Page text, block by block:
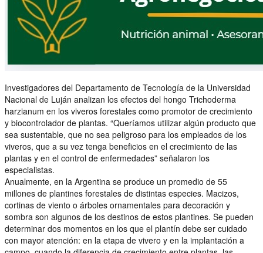
Investigadores del Departamento de Tecnología de la Universidad
Nacional de Luján analizan los efectos del hongo Trichoderma
harzianum en los viveros forestales como promotor de crecimiento
y biocontrolador de plantas. “Queríamos utilizar algún producto que
sea sustentable, que no sea peligroso para los empleados de los
viveros, que a su vez tenga beneficios en el crecimiento de las
plantas y en el control de enfermedades” señalaron los
especialistas.
Anualmente, en la Argentina se produce un promedio de 55
millones de plantines forestales de distintas especies. Macizos,
cortinas de viento o árboles ornamentales para decoración y
sombra son algunos de los destinos de estos plantines. Se pueden
determinar dos momentos en los que el plantín debe ser cuidado
con mayor atención: en la etapa de vivero y en la implantación a